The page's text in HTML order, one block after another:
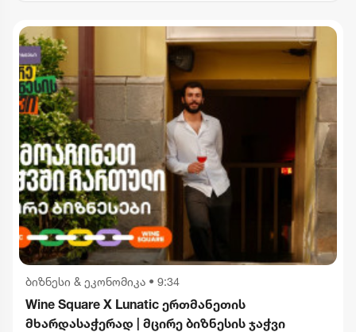
"ინტერრაოს" დასანქცირებაზე
ბიზნესი & ეკონომიკა • 9:34
Wine Square X Lunatic ერთმანეთის
მხარდასაჭერად | მცირე ბიზნესის ჯაჭვი